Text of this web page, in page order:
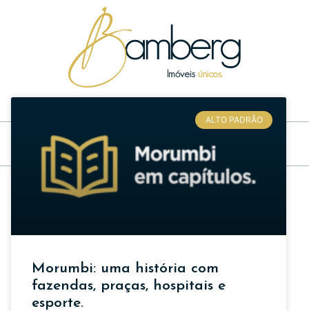
ALTO PADRÃO
Morumbi: uma história com
fazendas, praças, hospitais e
esporte.